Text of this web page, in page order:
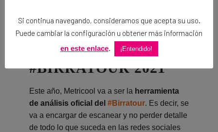
METRICOOL, EL
GRAN HERMANO DE
#BIRRATOUR 2021
Este año, Metricool va a ser la herramienta
de análisis oficial del #Birratour. Es decir, se
va a encargar de escanear y no perder detalle
de todo lo que suceda en las redes sociales
Si continua navegando, consideramos que acepta su uso.
Puede cambiar la configuración u obtener más información
en este enlace. ¡Entendido!